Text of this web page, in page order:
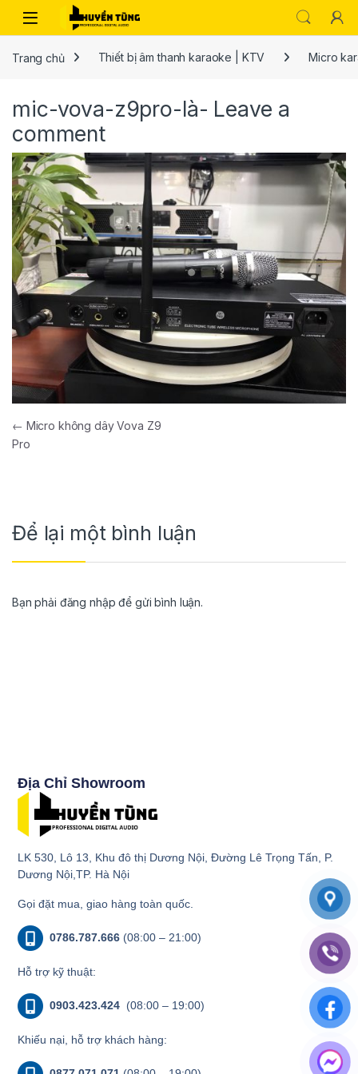
Trang chủ Thiết bị âm thanh karaoke | KTV Micro
mic-vova-z9pro-là- Leave a
comment
← Micro không dây Vova Z9
Pro
Để lại một bình luận
Bạn phải đăng nhập để gửi bình luận.
Địa Chỉ Showroom
LK 530, Lô 13, Khu đô thị Dương Nội, Đường Lê Trọng Tấn, P.
Dương Nội,TP. Hà Nội
Gọi đặt mua, giao hàng toàn quốc.
0786.787.666 (08:00 – 21:00)
Hỗ trợ kỹ thuật:
0903.423.424 (08:00 – 19:00)
Khiếu nại, hỗ trợ khách hàng: